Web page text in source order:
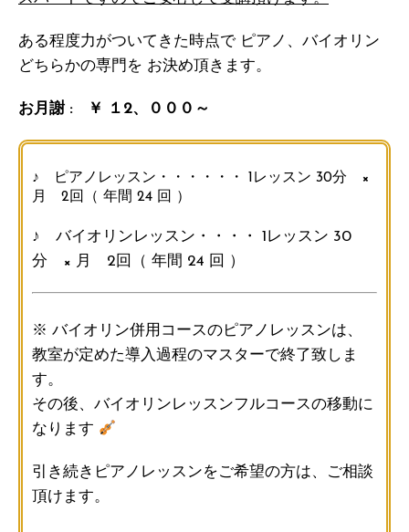
ある程度力がついてきた時点で ピアノ、バイオリン
どちらかの専門を お決め頂きます。
お月謝 : ￥ １2、０００～
♪ ピアノレッスン・・・・・・ 1レッスン 30分 ×
月 2回（ 年間 24 回 ）
♪ バイオリンレッスン・・・・ 1レッスン 30
分 × 月 2回（ 年間 24 回 ）
※ バイオリン併用コースのピアノレッスンは、
教室が定めた導入過程のマスターで終了致しま
す。
その後、バイオリンレッスンフルコースの移動に
なります
引き続きピアノレッスンをご希望の方は、ご相談
頂けます。